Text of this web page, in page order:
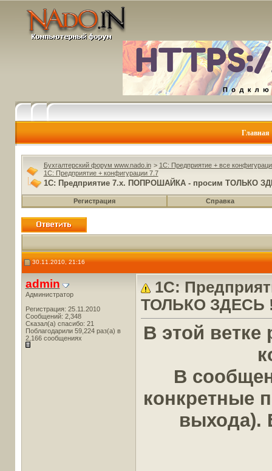
Главная
Бухгалтерский форум www.nado.in > 1C: Предприятие + все
1C: Предприятие + конфигурации 7.7
1С: Предприятие 7.x. ПОПРОШАЙКА - просим ТОЛЬКО
Регистрация Справка
30.11.2010, 21:16
admin
Администратор
Регистрация: 25.11.2010
Сообщений: 2,348
Сказал(а) спасибо: 21
Поблагодарили 59,224 раз(а) в
2,166 сообщениях
1С:
ТОЛЬКО ЗДЕСЬ
В этой
В
конкретные
выхода).